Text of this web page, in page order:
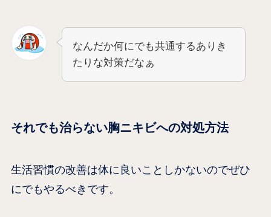
なんだか何にでも共通するありき
たりな対策だなぁ
それでも治らない胸ニキビへの対処方法
生活習慣の改善は体に良いことしかないのでぜひ
にでもやるべきです。